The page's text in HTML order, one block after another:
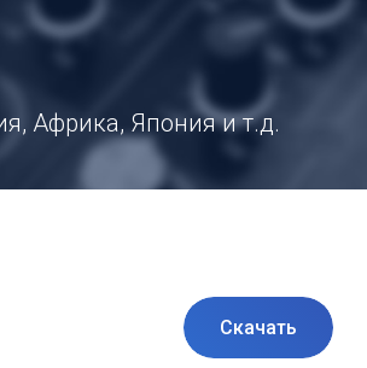
Африка, Япония и т.д.
Скачать